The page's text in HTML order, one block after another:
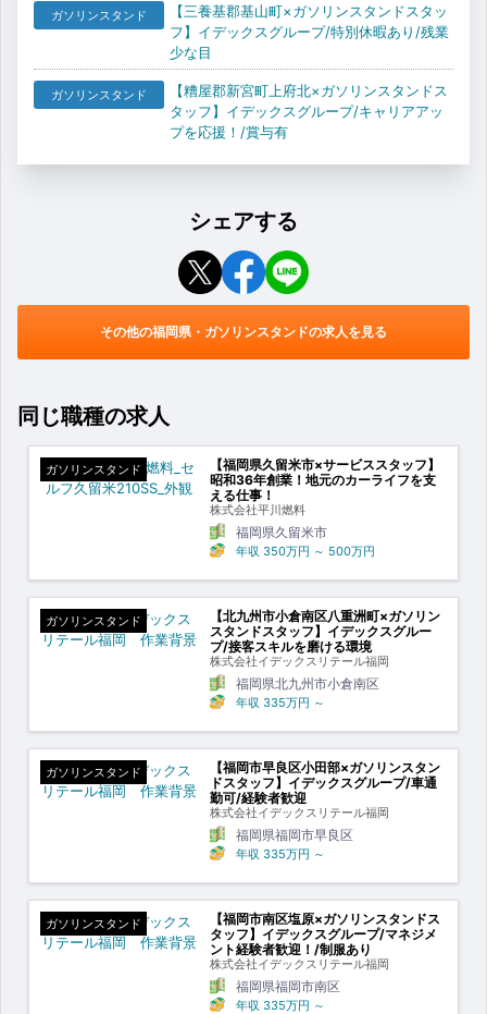
ガソリンスタンド
【三養基郡基山町×ガソリンスタンドスタッ
フ】イデックスグループ/特別休暇あり/残業
少な目
ガソリンスタンド
【糟屋郡新宮町上府北×ガソリンスタンドス
タッフ】イデックスグループ/キャリアアッ
プを応援！/賞与有
シェアする
その他の福岡県・ガソリンスタンドの求人を見る
同じ職種の求人
ガソリンスタンド
【福岡県久留米市×サービススタッフ】
昭和36年創業！地元のカーライフを支
える仕事！
株式会社平川燃料
福岡県久留米市
年収 350万円 ～ 500万円
ガソリンスタンド
【北九州市小倉南区八重洲町×ガソリン
スタンドスタッフ】イデックスグルー
プ/接客スキルを磨ける環境
株式会社イデックスリテール福岡
福岡県北九州市小倉南区
年収 335万円 ～
ガソリンスタンド
【福岡市早良区小田部×ガソリンスタン
ドスタッフ】イデックスグループ/車通
勤可/経験者歓迎
株式会社イデックスリテール福岡
福岡県福岡市早良区
年収 335万円 ～
ガソリンスタンド
【福岡市南区塩原×ガソリンスタンドス
タッフ】イデックスグループ/マネジメ
ント経験者歓迎！/制服あり
株式会社イデックスリテール福岡
福岡県福岡市南区
年収 335万円 ～